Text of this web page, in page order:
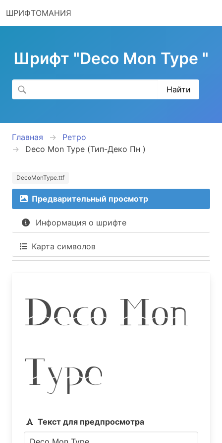
ШРИФТОМАНИЯ
Шрифт "Deco Mon Type "
Главная
Ретро
Deco Mon Type (Тип-Деко Пн )
DecoMonType.ttf
Предварительный просмотр
Информация о шрифте
Карта символов
Deco Mon
Type
Текст для предпросмотра